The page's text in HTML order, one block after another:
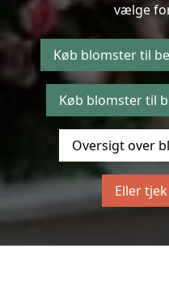
vælge
Køb blomster til
Køb blomster til
Oversigt over
Eller